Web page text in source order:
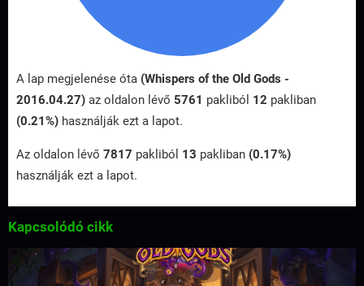
A lap megjelenése óta (Whispers of the Old Gods -
2016.04.27) az oldalon lévő 5761 pakliból 12 pakliban
(0.21%) használják ezt a lapot.
Az oldalon lévő 7817 pakliból 13 pakliban (0.17%)
használják ezt a lapot.
Kapcsolódó cikk